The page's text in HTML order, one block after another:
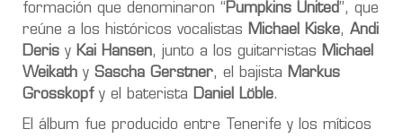
formación que denominaron “Pumpkins United”, que
reúne a los históricos vocalistas
Michael Kiske, Andi
Deris y Kai Hansen, junto a los guitarristas
Michael
Weikath y Sascha Gerstner, el bajista
Markus
Grosskopfy el baterista Daniel Löble.
El álbum fue producido entre Tenerife y los míticos